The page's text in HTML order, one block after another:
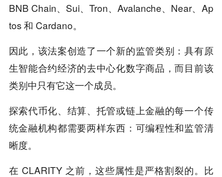
BNB Chain、Sui、Tron、Avalanche、Near、Ap
tos 和 Cardano。
因此，该法案创造了一个新的监管类别：具有原
生智能合约经济的去中心化数字商品，而目前该
类别中只有它这一个成员。
探索代币化、结算、托管或链上金融的每一个传
统金融机构都需要两样东西：可编程性和监管清
晰度。
在 CLARITY 之前，这些属性是严格割裂的。比